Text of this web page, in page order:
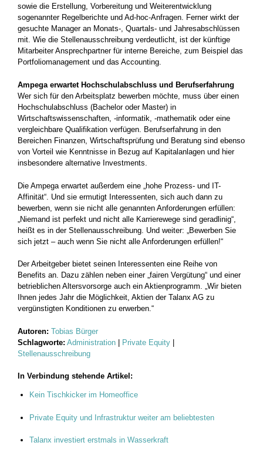
sowie die Erstellung, Vorbereitung und Weiter­entwicklung
sogenannter Regel­berichte und Ad-hoc-Anfragen. Ferner wirkt der
gesuchte Manager an Monats-, Quartals- und Jahresabschlüssen
mit. Wie die Stellenausschreibung verdeutlicht, ist der künftige
Mitarbeiter Ansprechpartner für interne Bereiche, zum Beispiel das
Portfoliomanagement und das Accounting.
Ampega erwartet Hochschulabschluss und Berufserfahrung
Wer sich für den Arbeitsplatz bewerben möchte, muss über einen
Hochschulabschluss (Bachelor oder Master) in
Wirtschaftswissenschaften, -informatik, -mathematik oder eine
vergleichbare Qualifikation verfügen. Berufserfahrung in den
Bereichen Finanzen, Wirtschafts­prüfung und Beratung sind ebenso
von Vorteil wie Kenntnisse in Bezug auf Kapitalanlagen und hier
insbesondere alternative Investments.
Die Ampega erwartet außerdem eine „hohe Prozess- und IT-
Affinität“. Und sie ermutigt Interessenten, sich auch dann zu
bewerben, wenn sie nicht alle genannten Anforderungen erfüllen:
„Niemand ist perfekt und nicht alle Karrierewege sind geradlinig“,
heißt es in der Stellenausschreibung. Und weiter: „Bewerben Sie
sich jetzt – auch wenn Sie nicht alle Anforderungen erfüllen!“
Der Arbeitgeber bietet seinen Interessenten eine Reihe von
Benefits an. Dazu zählen neben einer „fairen Vergütung“ und einer
betrieblichen Altersvorsorge auch ein Aktienprogramm. „Wir bieten
Ihnen jedes Jahr die Möglichkeit, Aktien der Talanx AG zu
vergünstigten Konditionen zu erwerben.“
Autoren: Tobias Bürger
Schlagworte: Administration | Private Equity |
Stellenausschreibung
In Verbindung stehende Artikel:
Kein Tischkicker im Homeoffice
Private Equity und Infrastruktur weiter am beliebtesten
Talanx investiert erstmals in Wasserkraft